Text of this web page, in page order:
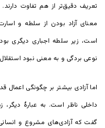
تعریف دقیق‌تر از هم تفاوت دارند.
معنای آزاد بودن از سلطه و
است، زیر سلطه اجباری دیگری
نوعی بردگی و به معنی نبود
اما آزادی بیشتر بر چگونگی
داخلی ناظر است. به عبارۀ
گفت که آزادی‌های مشروع و